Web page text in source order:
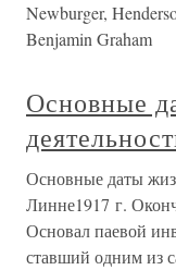
Newburger,
Benjamin Graham
Основные
Основные даты
Линне1917 г.
Основал паевой
ставший одним из